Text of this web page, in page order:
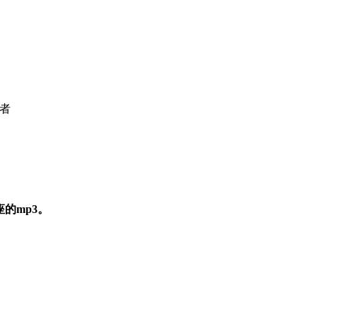
mp3。